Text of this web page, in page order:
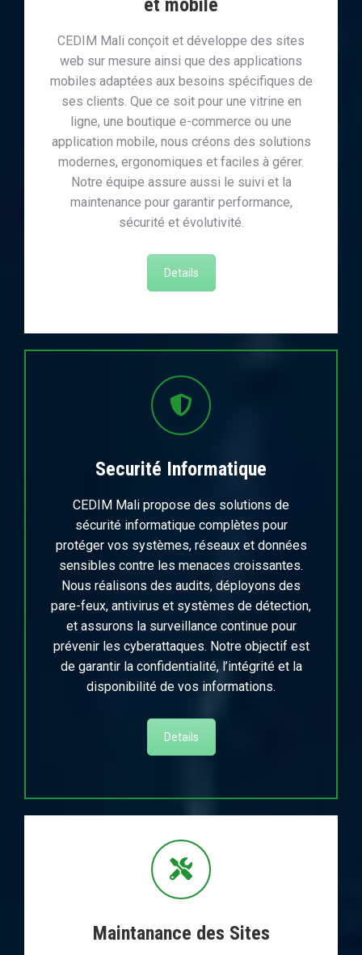
et mobile
CEDIM Mali conçoit et développe des sites
web sur mesure ainsi que des applications
mobiles adaptées aux besoins spécifiques de
ses clients. Que ce soit pour une vitrine en
ligne, une boutique e-commerce ou une
application mobile, nous créons des solutions
modernes, ergonomiques et faciles à gérer.
Notre équipe assure aussi le suivi et la
maintenance pour garantir performance,
sécurité et évolutivité.
Details
Securité Informatique
CEDIM Mali propose des solutions de
sécurité informatique complètes pour
protéger vos systèmes, réseaux et données
sensibles contre les menaces croissantes.
Nous réalisons des audits, déployons des
pare-feux, antivirus et systèmes de détection,
et assurons la surveillance continue pour
prévenir les cyberattaques. Notre objectif est
de garantir la confidentialité, l’intégrité et la
disponibilité de vos informations.
Details
Maintanance des Sites